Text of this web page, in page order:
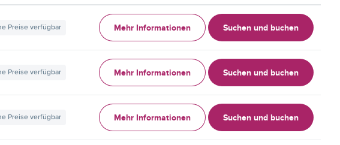
Preise verfügbar Mehr Informationen Suchen und buchen
Preise verfügbar Mehr Informationen Suchen und buchen
Preise verfügbar Mehr Informationen Suchen und buchen